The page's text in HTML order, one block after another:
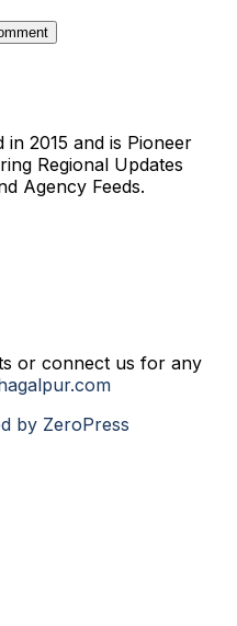
in 2015 and is Pioneer
Regional Updates
Agency Feeds.
or connect us for any
by ZeroPress